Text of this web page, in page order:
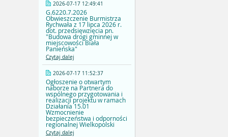
2026-07-17 12:49:41
G.6220.7.2026
Obwieszczenie Burmistrza
Rychwała z 17 lipca 2026 r.
dot. przedsięwzięcia pn.
"Budowa drogi gminnej w
miejscowości Biała
Panieńska"
Czytaj dalej
2026-07-17 11:52:37
Ogłoszenie o otwartym
naborze na Partnera do
wspólnego przygotowania i
realizacji projektu w ramach
Działania 15.01
Wzmocnienie
bezpieczeństwa i odporności
regionalnej Wielkopolski
Czytaj dalej